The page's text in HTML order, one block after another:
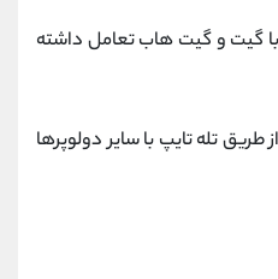
گیت و گیت هاب تعامل داشته
تله تایپ با سایر دولوپرها